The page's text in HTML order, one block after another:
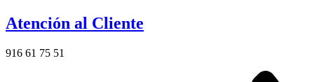
Atención al Cliente
916 61 75 51